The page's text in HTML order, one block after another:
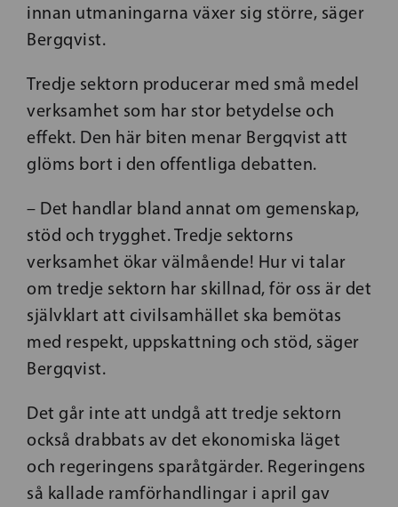
innan utmaningarna växer sig större, säger
Bergqvist.
Tredje sektorn producerar med små medel
verksamhet som har stor betydelse och
effekt. Den här biten menar Bergqvist att
glöms bort i den offentliga debatten.
– Det handlar bland annat om gemenskap,
stöd och trygghet. Tredje sektorns
verksamhet ökar välmående! Hur vi talar
om tredje sektorn har skillnad, för oss är det
självklart att civilsamhället ska bemötas
med respekt, uppskattning och stöd, säger
Bergqvist.
Det går inte att undgå att tredje sektorn
också drabbats av det ekonomiska läget
och regeringens sparåtgärder. Regeringens
så kallade ramförhandlingar i april gav